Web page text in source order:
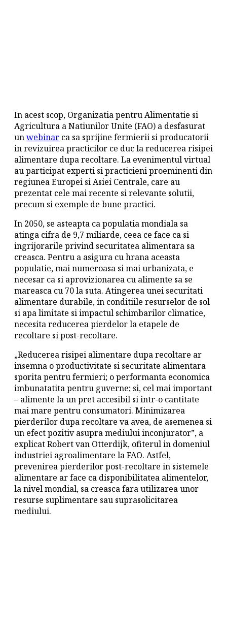
In acest scop, Organizatia pentru Alimentatie si
Agricultura a Natiunilor Unite (FAO) a desfasurat
unwebinar ca sa sprijine fermierii si producatorii
in revizuirea practicilor ce duc la reducerea risipei
alimentare dupa recoltare. La evenimentul virtual
au participat experti si practicieni proeminenti din
regiunea Europei si Asiei Centrale, care au
prezentat cele mai recente si relevante solutii,
precum si exemple de bune practici.
In 2050, se asteapta ca populatia mondiala sa
atinga cifra de 9,7 miliarde, ceea ce face ca si
ingrijorarile privind securitatea alimentara sa
creasca. Pentru a asigura cu hrana aceasta
populatie, mai numeroasa si mai urbanizata, e
necesar ca si aprovizionarea cu alimente sa se
mareasca cu 70 la suta. Atingerea unei securitati
alimentare durabile, in conditiile resurselor de sol
si apa limitate si impactul schimbarilor climatice,
necesita reducerea pierdelor la etapele de
recoltare si post-recoltare.
„Reducerea risipei alimentare dupa recoltare ar
insemna o productivitate si securitate alimentara
sporita pentru fermieri; o performanta economica
imbunatatita pentru guverne; si, cel mai important
– alimente la un pret accesibil si intr-o cantitate
mai mare pentru consumatori. Minimizarea
pierderilor dupa recoltare va avea, de asemenea si
un efect pozitiv asupra mediului inconjurator”, a
explicat Robert van Otterdijk, ofiterul in domeniul
industriei agroalimentare la FAO. Astfel,
prevenirea pierderilor post-recoltare in sistemele
alimentare ar face ca disponibilitatea alimentelor,
la nivel mondial, sa creasca fara utilizarea unor
resurse suplimentare sau suprasolicitarea
mediului.